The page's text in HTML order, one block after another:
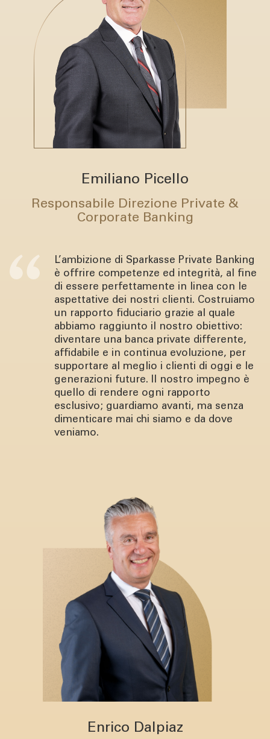
Emiliano Picello
Responsabile Direzione Private &
Corporate Banking
L’ambizione di Sparkasse Private Banking
è offrire competenze ed integrità, al fine
di essere perfettamente in linea con le
aspettative dei nostri clienti. Costruiamo
un rapporto fiduciario grazie al quale
abbiamo raggiunto il nostro obiettivo:
diventare una banca private differente,
affidabile e in continua evoluzione, per
supportare al meglio i clienti di oggi e le
generazioni future. Il nostro impegno è
quello di rendere ogni rapporto
esclusivo; guardiamo avanti, ma senza
dimenticare mai chi siamo e da dove
veniamo.
Enrico Dalpiaz